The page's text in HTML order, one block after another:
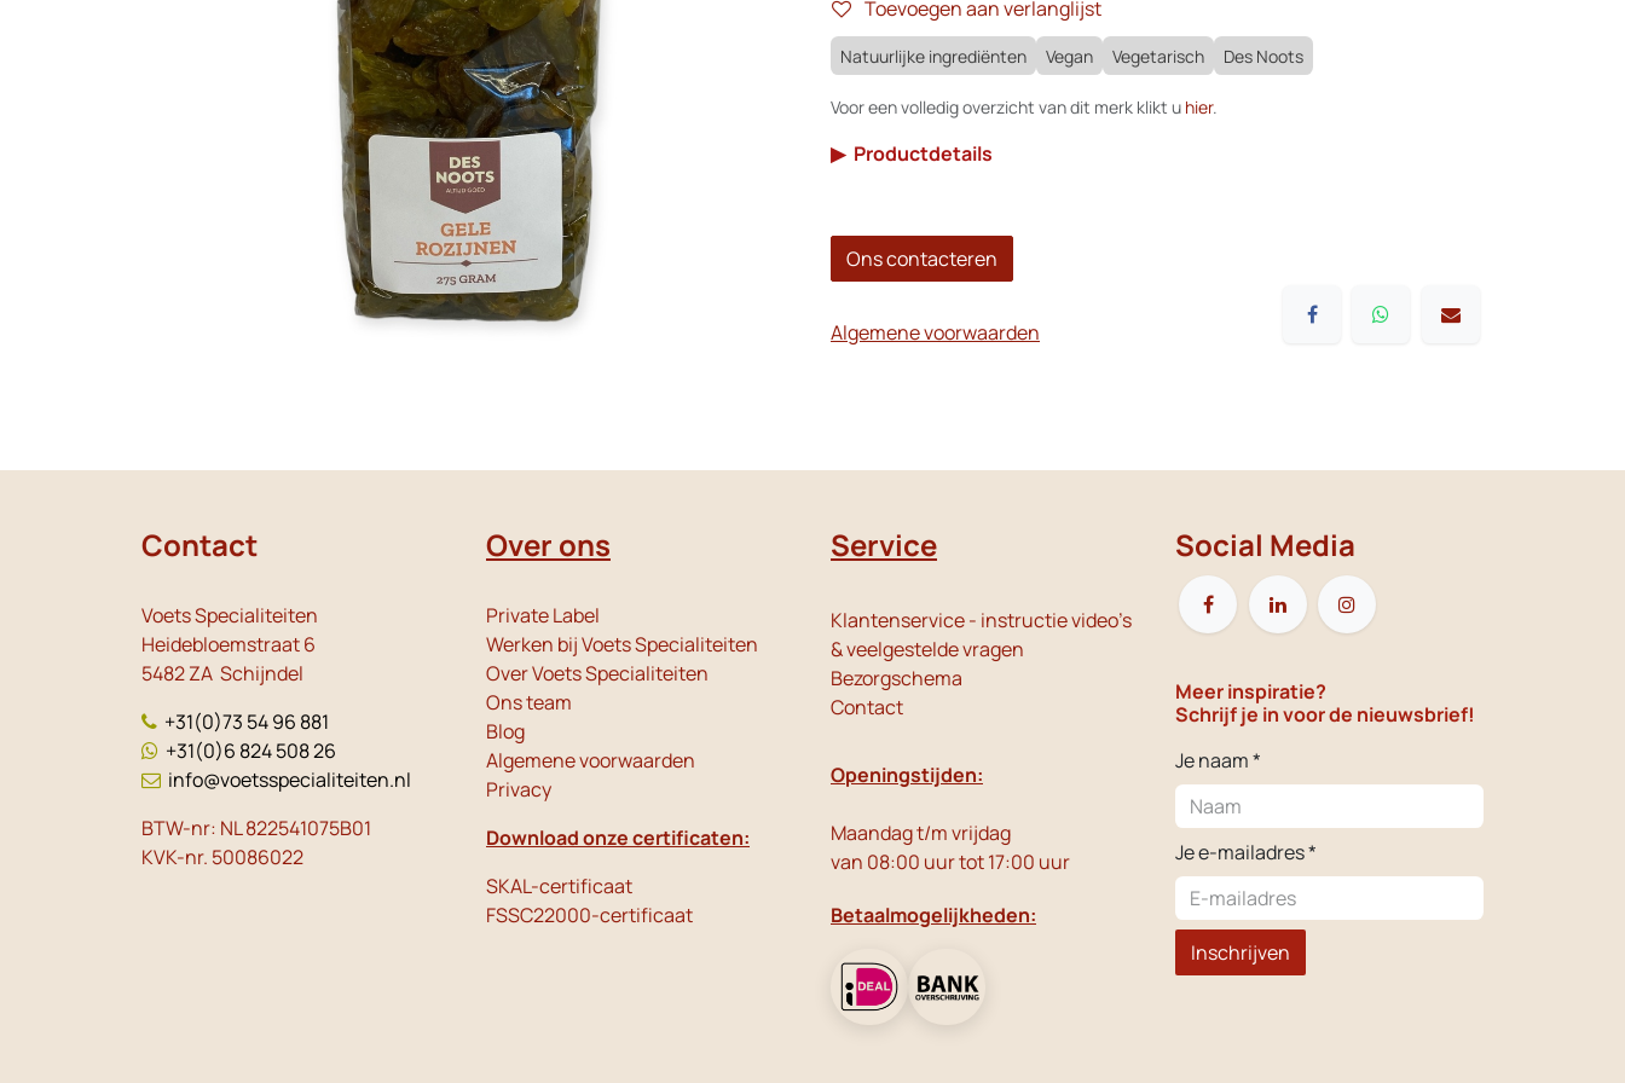
Toevoegen aan verlanglijst
Natuurlijke ingrediënten Vegan Vegetarisch Des Noots
Voor een volledig overzicht van dit merk klikt u hier.
▶ Productdetails
Ons contacteren
Algemene voorwaarden
Contact
Voets Specialiteiten
Heidebloemstraat 6
5482 ZA Schijndel
+31(0)73 54 96 881
+31(0)6 824 508 26
info@voetsspecialiteiten.nl
BTW-nr: NL 822541075B01
KVK-nr. 50086022
Over ons
Private Label
Werken bij Voets Specialiteiten
Over Voets Specialiteiten
Ons team
Blog
Algemene voorwaarden
Privacy
Download onze certificaten:
SKAL-certificaat
FSSC22000-certificaat
Service
Klantenservice - instructie video's
& veelgestelde vragen
Bezorgschema
Contact
Openingstijden:
Maandag t/m vrijdag
van 08:00 uur tot 17:00 uur
Betaalmogelijkheden:
Social Media
Meer inspiratie?
Schrijf je in voor de nieuwsbrief!
Je naam *
Je e-mailadres *
Inschrijven